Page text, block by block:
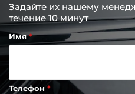
Задайте их нашему
течение 10 минут
Имя
Телефон